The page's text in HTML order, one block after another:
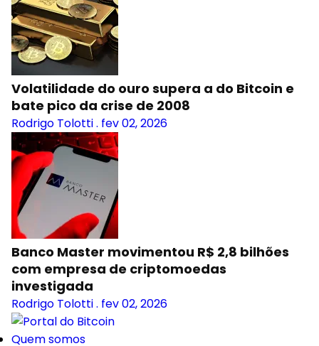
Volatilidade do ouro supera a do Bitcoin e
bate pico da crise de 2008
Rodrigo Tolotti.fev 02, 2026
Banco Master movimentou R$ 2,8 bilhões
com empresa de criptomoedas
investigada
Rodrigo Tolotti